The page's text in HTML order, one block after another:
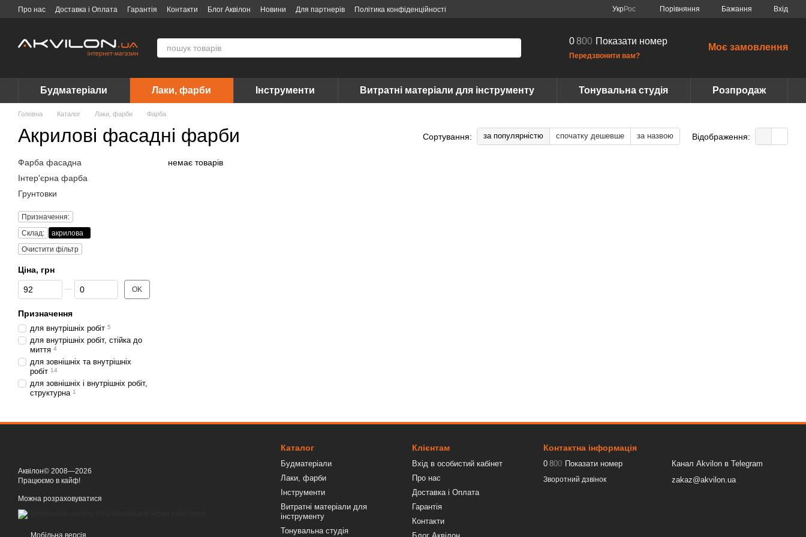
Перейти до основного контенту
Про нас Доставка і Оплата Гарантія Контакти Блог Аквілон Новини Для партнерів
Політика конфіденційності
УкрРос Порівняння Бажання Вхід
0800 Показати номер
Передзвонити вам?
Моє замовлення
Будматеріали Лаки, фарби Інструменти Витратні матеріали для інструменту Тонувальна студія Розпродаж
Головна Каталог Лаки, фарби Фарба
Акрилові фасадні фарби Сортування: за популярністю спочатку дешевше за назвою Відображення:
немає товарів
Фарба фасадна
Інтер'єрна фарба
Грунтовки
Призначення:
Склад:
акрилова
Очистити фільтр
Ціна, грн
Від Ціна, грн
До Ціна, грн OK
Призначення
для внутрішніх робіт 5
для внутрішніх робіт, стійка до
миття 4
для зовнішніх та внутрішніх
робіт 14
для зовнішніх і внутрішніх робіт,
структурна 1
Аквілон© 2008—2026
Працюємо в кайф!
Можна розраховуватися
Мобільна версія
Каталог
Будматеріали
Лаки, фарби
Інструменти
Витратні матеріали для
інструменту
Тонувальна студія
Клієнтам
Вхід в особистий кабінет
Про нас
Доставка і Оплата
Гарантія
Контакти
Контактна інформація
0 800 Показати номер
Зворотний дзвінок
Канал Akvilon в Telegram
zakaz@akvilon.ua